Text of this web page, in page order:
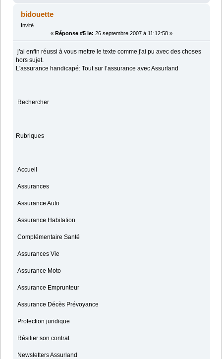
bidouette
Invité
« Réponse #5 le: 26 septembre 2007 à 11:12:58 »
j'ai enfin réussi à vous mettre le texte comme j'ai pu avec des choses
hors sujet.
L'assurance handicapé: Tout sur l’assurance avec Assurland
Rechercher
Rubriques
Accueil
Assurances
Assurance Auto
Assurance Habitation
Complémentaire Santé
Assurances Vie
Assurance Moto
Assurance Emprunteur
Assurance Décès Prévoyance
Protection juridique
Résilier son contrat
Newsletters Assurland